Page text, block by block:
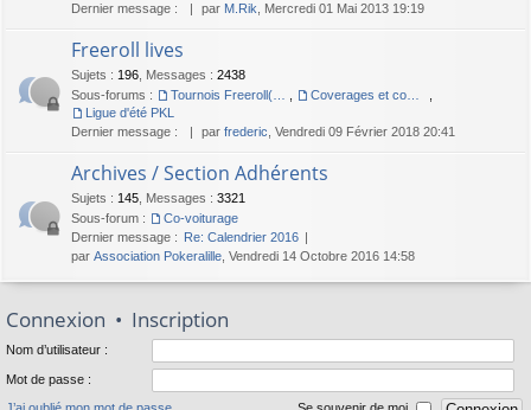
Dernier message :
par M.Rik , Mercredi 01 Mai 2013 19:19
Freeroll lives
Sujets : 196 Messages : 2438
Sous-forums :
Ligue d'été PKL
Dernier message :
par frederic , Vendredi 09 Février 2018 20:41
Archives / Section Adhérents
Sujets : 145 Messages : 3321
Sous-forum :
Co-voiturage
Dernier message : Re: Calendrier 2016
par Association Pokeralille , Vendredi 14 Octobre 2016 14:58
Connexion • Inscription
Nom d’utilisateur :
Mot de passe :